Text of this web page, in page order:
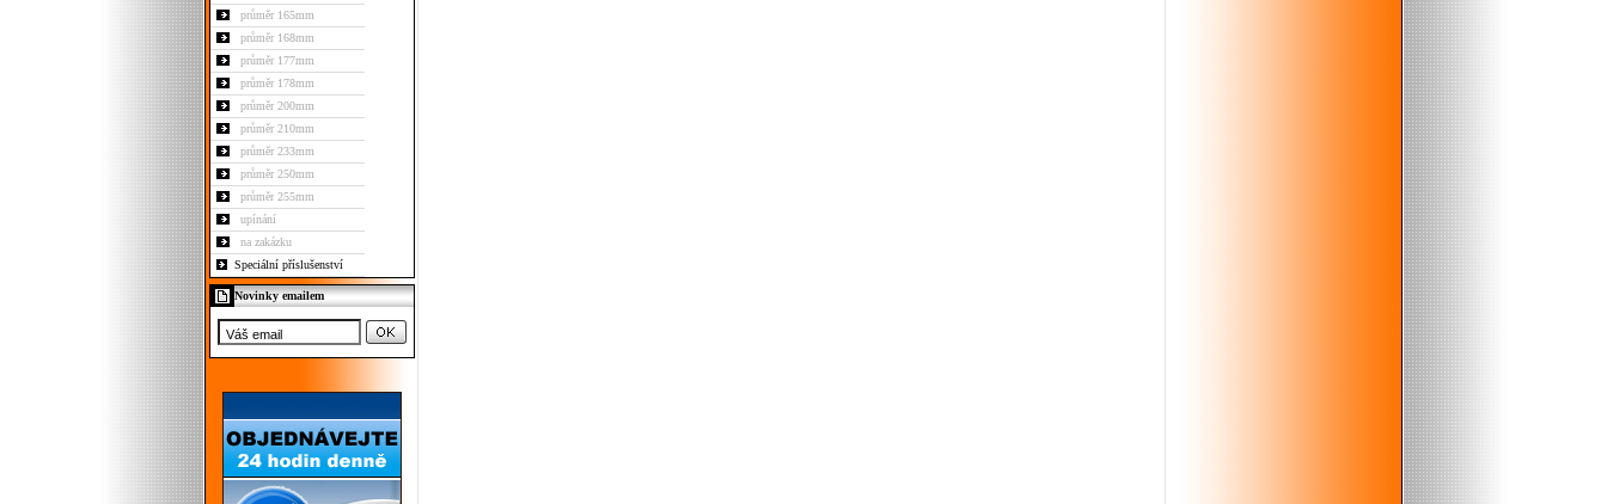
průměr 165mm
průměr 168mm
průměr 177mm
průměr 178mm
průměr 200mm
průměr 210mm
průměr 233mm
průměr 250mm
průměr 255mm
upínání
na zakázku
Speciální příslušenství
Novinky emailem